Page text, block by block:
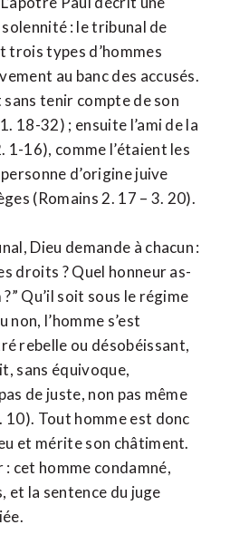
solennité : le tribunal de
trois types d’hommes
au banc des accusés.
sans tenir compte de son
18-32) ; ensuite l’ami de la
1-16), comme l’étaient les
d’origine juive
(Romains 2. 17 – 3. 20).
Dieu demande à chacun :
droits ? Quel honneur as-
Qu’il soit sous le régime
non, l’homme s’est
rebelle ou désobéissant,
sans équivoque,
de juste, non pas même
10). Tout homme est donc
et mérite son châtiment.
: cet homme condamné,
et la sentence du juge